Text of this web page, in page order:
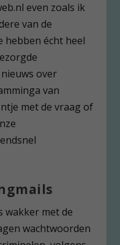
even zoals ik
van de
hebben écht heel
over
van
met de vraag of
wakker met de
wachtwoorden